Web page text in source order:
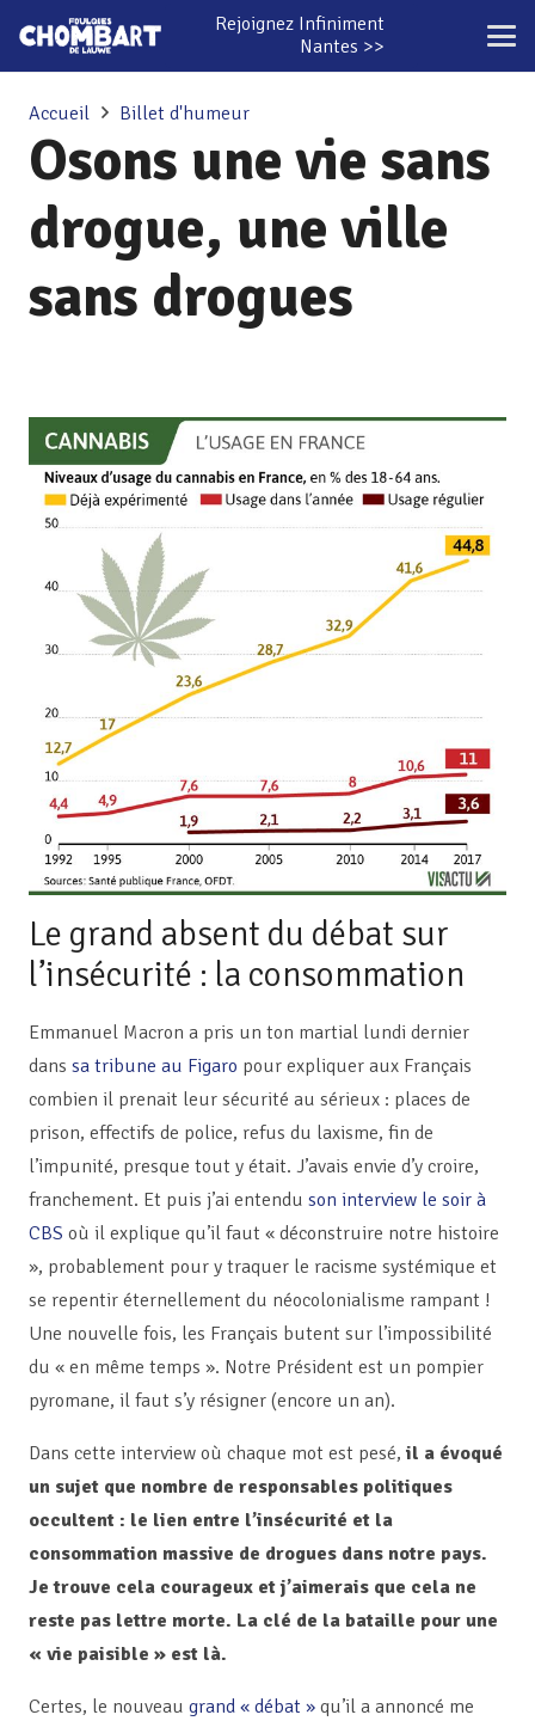
Rejoignez Infiniment
Nantes >>
Accueil Billet d'humeur
Osons une vie sans
drogue, une ville
sans drogues
Le grand absent du débat sur
l’insécurité : la consommation
Emmanuel Macron a pris un ton martial lundi dernier
dans sa tribune au Figaro pour expliquer aux Français
combien il prenait leur sécurité au sérieux : places de
prison, effectifs de police, refus du laxisme, fin de
l’impunité, presque tout y était. J’avais envie d’y croire,
franchement. Et puis j’ai entendu son interview le soir à
CBS où il explique qu’il faut « déconstruire notre histoire
», probablement pour y traquer le racisme systémique et
se repentir éternellement du néocolonialisme rampant !
Une nouvelle fois, les Français butent sur l’impossibilité
du « en même temps ». Notre Président est un pompier
pyromane, il faut s’y résigner (encore un an).
Dans cette interview où chaque mot est pesé, il a évoqué
un sujet que nombre de responsables politiques
occultent : le lien entre l’insécurité et la
consommation massive de drogues dans notre pays.
Je trouve cela courageux et j’aimerais que cela ne
reste pas lettre morte. La clé de la bataille pour une
« vie paisible » est là.
Certes, le nouveau grand « débat » qu’il a annoncé me